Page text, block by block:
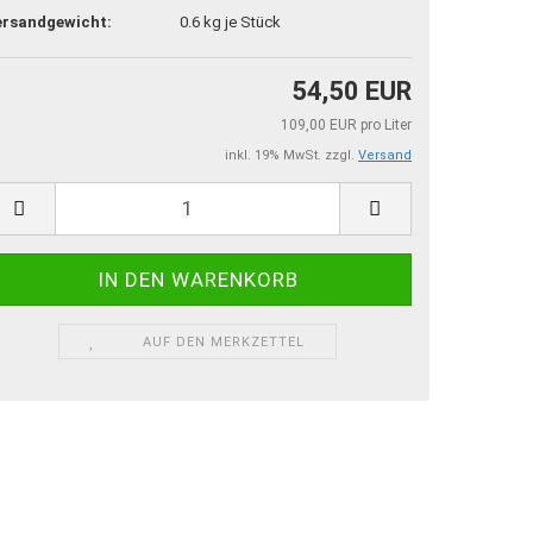
0.6 kg je Stück
54,50 EUR
109,00 EUR pro Liter
inkl. 19% MwSt. zzgl. Versand
AUF DEN MERKZETTEL